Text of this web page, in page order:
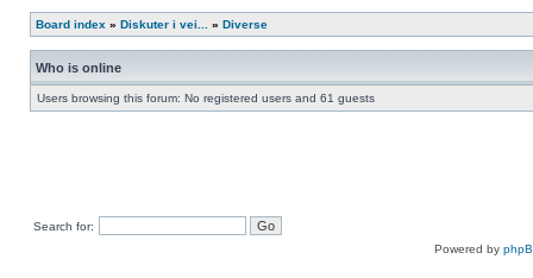
Board index » Diskuter i vei... » Diverse
Who is online
Users browsing this forum: No registered users and 61 guests
Search for:
Powered by